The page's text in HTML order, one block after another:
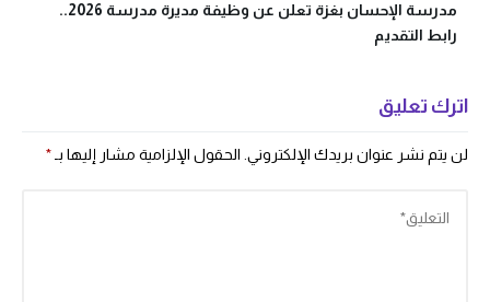
مدرسة الإحسان بغزة تعلن عن وظيفة مديرة مدرسة 2026..
رابط التقديم
اترك تعليق
لن يتم نشر عنوان بريدك الإلكتروني. الحقول الإلزامية مشار إليها بـ*